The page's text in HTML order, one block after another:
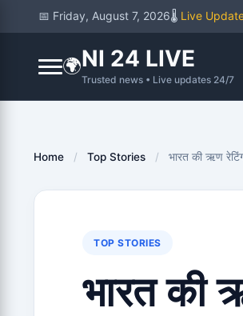
📅 Friday, August 7, 2026🌡️ Live
🌍NI 24 LIVE
Trusted news • Live updates 24/7
Home / Top Stories / भारत की ऋण
TOP STORIES
भारत की